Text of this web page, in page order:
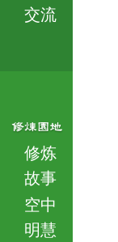
交流
修炼
故事
空中
明慧